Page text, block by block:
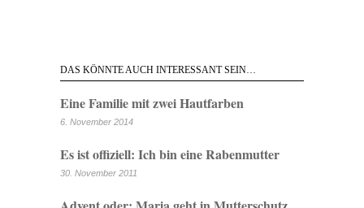
DAS KÖNNTE AUCH INTERESSANT SEIN…
Eine Familie mit zwei Hautfarben
6. November 2014
Es ist offiziell: Ich bin eine Rabenmutter
30. November 2011